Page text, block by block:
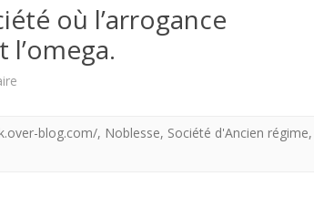
Et
pourquoi
où l’arrogance
l’omega.
société
blog.com/, Noblesse, Société d'Ancien régime,